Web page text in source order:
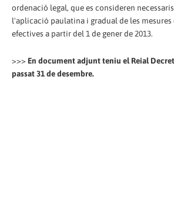
ordenació legal, que es consideren
l'aplicació paulatina i gradual de les mesures
efectives a partir del 1 de gener de 2013.
>>> En document adjunt teniu el Reial
passat 31 de desembre.